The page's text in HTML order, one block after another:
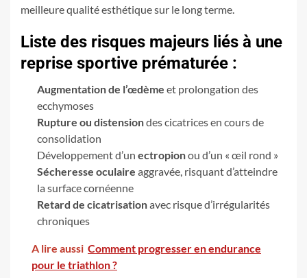
meilleure qualité esthétique sur le long terme.
Liste des risques majeurs liés à une
reprise sportive prématurée :
Augmentation de l’œdème et prolongation des
ecchymoses
Rupture ou distensiondes cicatrices en cours de
consolidation
Développement d’un ectropionou d’un « œil rond »
Sécheresse oculaire aggravée, risquant d’atteindre
la surface cornéenne
Retard de cicatrisationavec risque d’irrégularités
chroniques
A lire aussi Comment progresser en endurance
pour le triathlon ?